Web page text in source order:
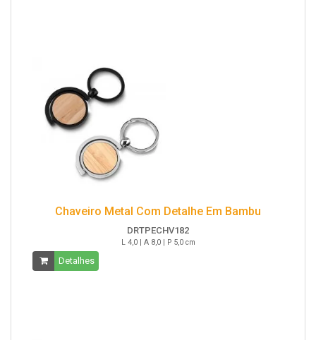
Chaveiro Metal Com Detalhe Em Bambu
DRTPECHV182
L 4,0 | A 8,0 | P 5,0 cm
Detalhes